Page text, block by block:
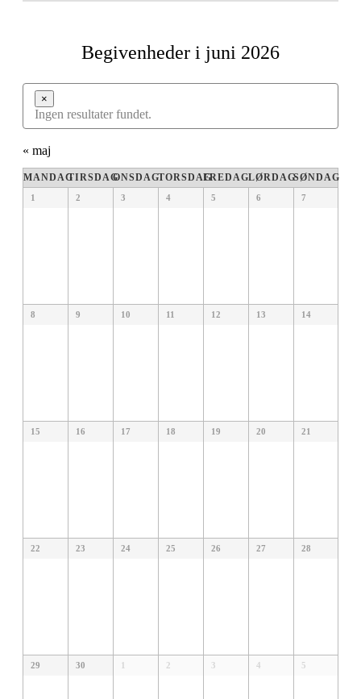
Begivenheder i juni 2026
×
Ingen resultater fundet.
« maj
Kalender
af
Kalender
MANDAGTIRSDAGONSDAGTORSDAGFREDAGLØRDAGSØNDAG
1 2 3 4 5 6 7
8 9 10 11 12 13 14
15 16 17 18 19 20 21
22 23 24 25 26 27 28
29 30 1 2 3 4 5